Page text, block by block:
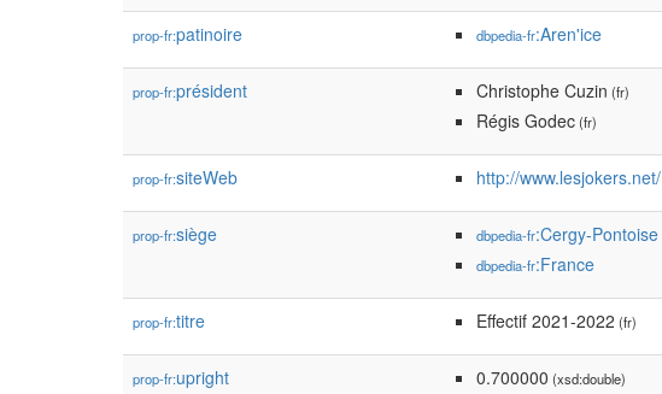
prop-fr:patinoire dbpedia-fr:Aren'ice
prop-fr:président Christophe Cuzin (fr)
Régis Godec(fr)
prop-fr:siteWeb http://www.lesjokers.net/
prop-fr:siège dbpedia-fr:Cergy-Pontoise
dbpedia-fr:France
prop-fr:titre Effectif 2021-2022 (fr)
prop-fr:upright 0.700000 (xsd:double)